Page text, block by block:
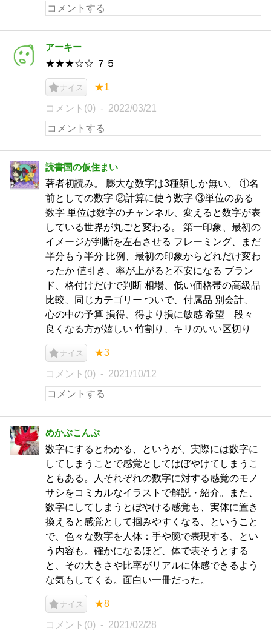
アーキー
★★★☆☆ ７５
ナイス ★1
コメント(0) 2022/03/21
読書国の仮住まい
著者初読み。 膨大な数字は3種類しか無い。 ①名
前としての数字 ②計算に使う数字 ③単位のある
数字 単位は数字のチャンネル、変えると数字が表
している世界が丸ごと変わる。 第一印象、最初の
イメージが判断を左右させる フレーミング、まだ
半分もう半分 比例、最初の印象からどれだけ変わ
ったか 値引き、率が上がると不安になる ブラン
ド、格付けだけで判断 相場、低い価格帯の高級品
比較、同じカテゴリー ついで、付属品 別会計、
心の中の予算 損得、得より損に敏感 希望 段々
良くなる方が嬉しい 竹割り、キリのいい区切り
ナイス ★3
コメント(0) 2021/10/12
めかぶこんぶ
数字にするとわかる、というが、実際には数字に
してしまうことで感覚としてはぼやけてしまうこ
ともある。人それぞれの数字に対する感覚のモノ
サシをコミカルなイラストで解説・紹介。また、
数字にしてしまうとぼやける感覚も、実体に置き
換えると感覚として掴みやすくなる、ということ
で、色々な数字を人体：手や腕で表現する、とい
う内容も。確かになるほど、体で表そうとする
と、その大きさや比率がリアルに体感できるよう
な気もしてくる。面白い一冊だった。
ナイス ★8
コメント(0) 2021/02/28